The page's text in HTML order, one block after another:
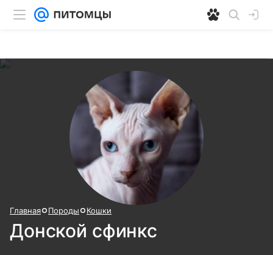
Главная Породы Кошки
Донской сфинкс